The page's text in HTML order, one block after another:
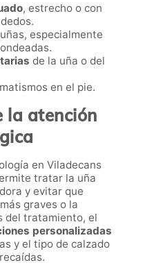
, estrecho o con
especialmente
de la uña o del
en el pie.
la atención
en Viladecans
tratar la uña
y evitar que
graves o la
del tratamiento, el
personalizadas
y el tipo de calzado